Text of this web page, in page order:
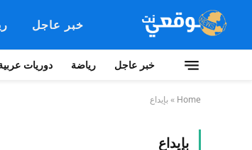
خبر عاجل
خبر عاجل رياضة دوريات
Home
»بإيداع
بإيداع